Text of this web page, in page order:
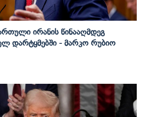
Ირანის Წინააღმდეგ
Დარტყმებში - Მარკო Რუბიო